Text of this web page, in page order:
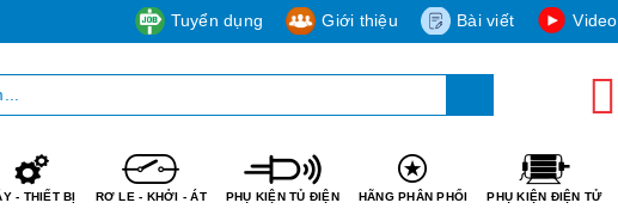
Tuyển dụng Giới thiệu Bài viết Video
- THIẾT BỊ RƠ LE - KHỞI - ÁT PHỤ KIỆN TỦ ĐIỆN HÃNG PHÂN PHỐI PHỤ KIỆN ĐIỆN TỬ